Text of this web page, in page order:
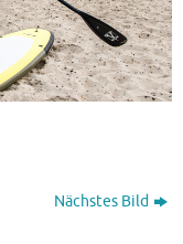
Nächstes Bild